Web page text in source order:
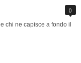
0
chi ne capisce a fondo il